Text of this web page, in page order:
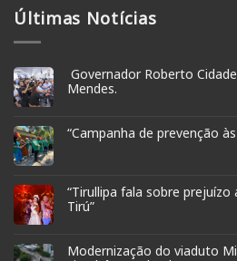
Últimas Notícias
Governador Roberto
Mendes.
“Campanha de prevenção
“Tirullipa fala sobre
Tirú”
Modernização do viaduto